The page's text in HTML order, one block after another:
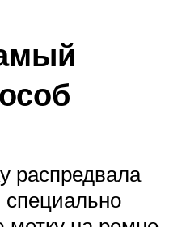
распредвала